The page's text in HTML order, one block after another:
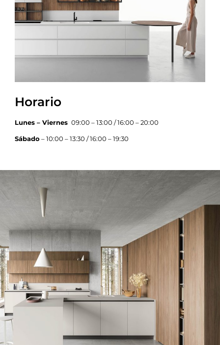
Horario
Lunes – Viernes 09:00 – 13:00 / 16:00 – 20:00
Sábado – 10:00 – 13:30 / 16:00 – 19:30